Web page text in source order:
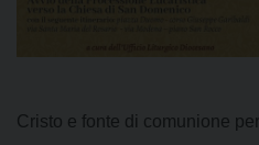
Cristo e fonte di comunione